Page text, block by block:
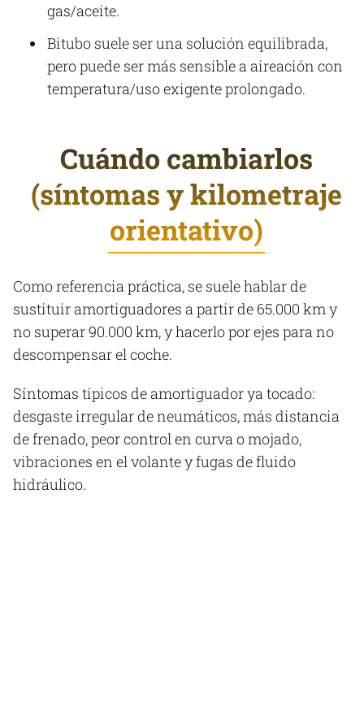
gas/aceite.
Bitubo suele ser una solución equilibrada,
pero puede ser más sensible a aireación con
temperatura/uso exigente prolongado.
Cuándo cambiarlos
(síntomas y kilometraje
orientativo)
Como referencia práctica, se suele hablar de
sustituir amortiguadores a partir de 65.000 km y
no superar 90.000 km, y hacerlo por ejes para no
descompensar el coche.
Síntomas típicos de amortiguador ya tocado:
desgaste irregular de neumáticos, más distancia
de frenado, peor control en curva o mojado,
vibraciones en el volante y fugas de fluido
hidráulico.